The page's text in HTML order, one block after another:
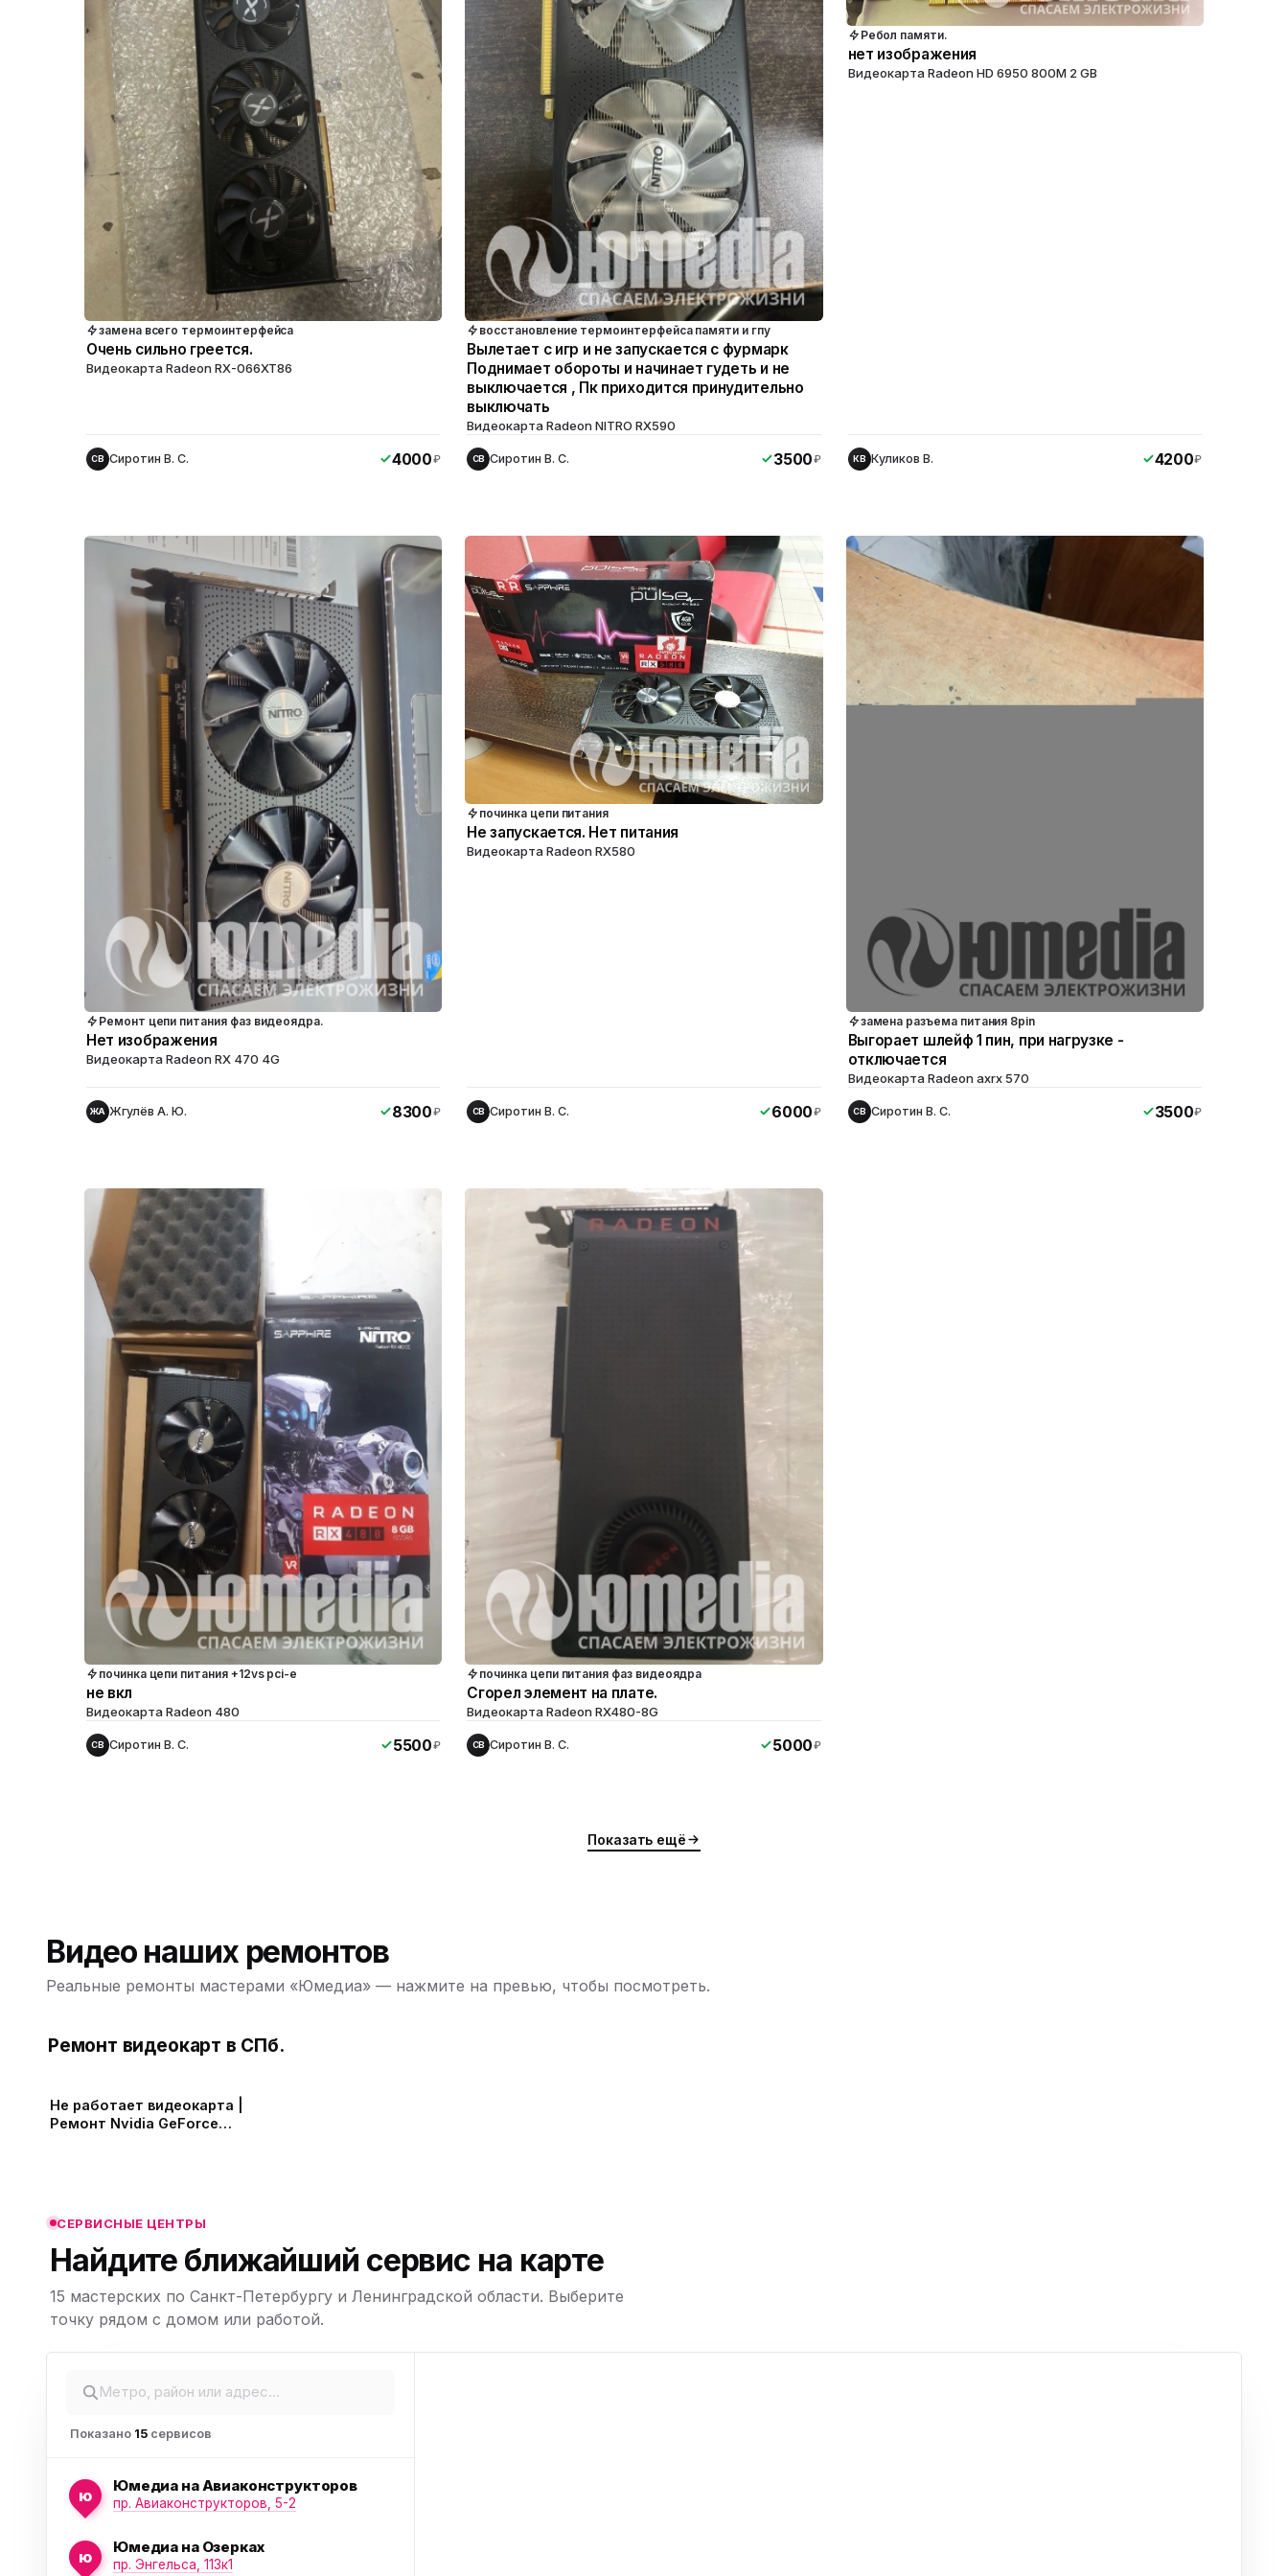
замена всего термоинтерфейса
Очень сильно греется.
Видеокарта Radeon RX-066XT86
СВ Сиротин В. С. 4000₽
восстановление термоинтерфейса памяти и гпу
Вылетает с игр и не запускается с фурмарк
Поднимает обороты и начинает гудеть и не
выключается , Пк приходится принудительно
выключать
Видеокарта Radeon NITRO RX590
СВ Сиротин В. С. 3500₽
Ребол памяти.
нет изображения
Видеокарта Radeon HD 6950 800M 2 GB
КВ Куликов В. 4200₽
Ремонт цепи питания фаз видеоядра.
Нет изображения
Видеокарта Radeon RX 470 4G
ЖА Жгулёв А. Ю. 8300₽
починка цепи питания
Не запускается. Нет питания
Видеокарта Radeon RX580
СВ Сиротин В. С. 6000₽
замена разъема питания 8pin
Выгорает шлейф 1 пин, при нагрузке -
отключается
Видеокарта Radeon axrx 570
СВ Сиротин В. С. 3500₽
починка цепи питания +12vs pci-e
не вкл
Видеокарта Radeon 480
СВ Сиротин В. С. 5500₽
починка цепи питания фаз видеоядра
Сгорел элемент на плате.
Видеокарта Radeon RX480-8G
СВ Сиротин В. С. 5000₽
Показать ещё
Видео наших ремонтов
Реальные ремонты мастерами «Юмедиа» — нажмите на превью, чтобы посмотреть.
Ремонт видеокарт в СПб.
Не работает видеокарта |
Ремонт Nvidia GeForce
СЕРВИСНЫЕ ЦЕНТРЫ
Найдите ближайший сервис на карте
15 мастерских по Санкт-Петербургу и Ленинградской области. Выберите
точку рядом с домом или работой.
Показано 15 сервисов
ю
Юмедиа на Авиаконструкторов
пр. Авиаконструкторов, 5-2
ю
Юмедиа на Озерках
пр. Энгельса, 113к1
ю